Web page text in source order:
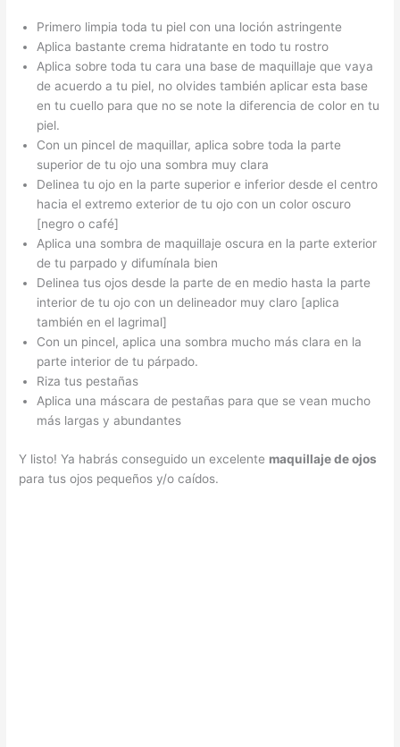
Primero limpia toda tu piel con una loción astringente
Aplica bastante crema hidratante en todo tu rostro
Aplica sobre toda tu cara una base de maquillaje que vaya
de acuerdo a tu piel, no olvides también aplicar esta base
en tu cuello para que no se note la diferencia de color en tu
piel.
Con un pincel de maquillar, aplica sobre toda la parte
superior de tu ojo una sombra muy clara
Delinea tu ojo en la parte superior e inferior desde el centro
hacia el extremo exterior de tu ojo con un color oscuro
[negro o café]
Aplica una sombra de maquillaje oscura en la parte exterior
de tu parpado y difumínala bien
Delinea tus ojos desde la parte de en medio hasta la parte
interior de tu ojo con un delineador muy claro [aplica
también en el lagrimal]
Con un pincel, aplica una sombra mucho más clara en la
parte interior de tu párpado.
Riza tus pestañas
Aplica una máscara de pestañas para que se vean mucho
más largas y abundantes
Y listo! Ya habrás conseguido un excelente maquillaje de ojos
para tus ojos pequeños y/o caídos.